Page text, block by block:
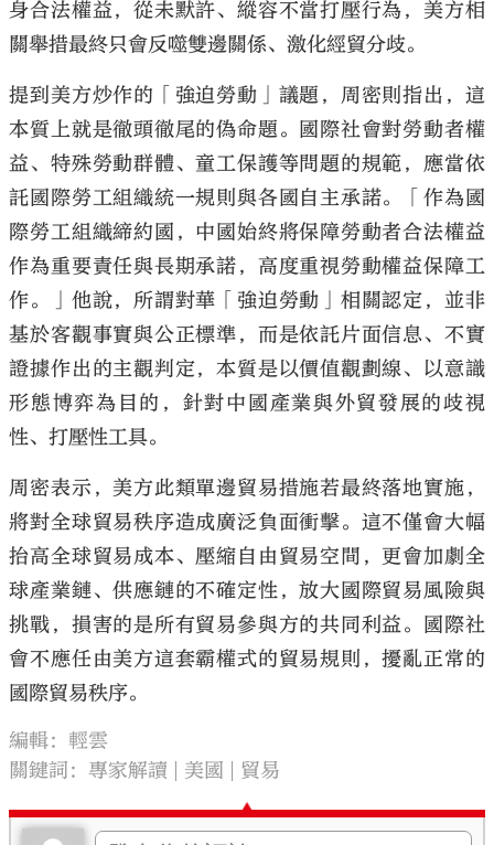
身合法權益，從未默許、縱容不當打壓行為，美方相
關舉措最終只會反噬雙邊關係、激化經貿分歧。
提到美方炒作的「強迫勞動」議題，周密則指出，這
本質上就是徹頭徹尾的偽命題。國際社會對勞動者權
益、特殊勞動群體、童工保護等問題的規範，應當依
託國際勞工組織統一規則與各國自主承諾。「作為國
際勞工組織締約國，中國始終將保障勞動者合法權益
作為重要責任與長期承諾，高度重視勞動權益保障工
作。」他說，所謂對華「強迫勞動」相關認定，並非
基於客觀事實與公正標準，而是依託片面信息、不實
證據作出的主觀判定，本質是以價值觀劃線、以意識
形態博弈為目的，針對中國產業與外貿發展的歧視
性、打壓性工具。
周密表示，美方此類單邊貿易措施若最終落地實施，
將對全球貿易秩序造成廣泛負面衝擊。這不僅會大幅
抬高全球貿易成本、壓縮自由貿易空間，更會加劇全
球產業鏈、供應鏈的不確定性，放大國際貿易風險與
挑戰，損害的是所有貿易參與方的共同利益。國際社
會不應任由美方這套霸權式的貿易規則，擾亂正常的
國際貿易秩序。
編輯：輕雲
關鍵詞：專家解讀 美國 貿易